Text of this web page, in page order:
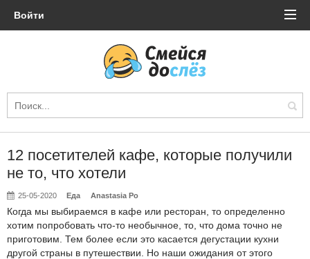
Войти
12 посетителей кафе, которые получили
не то, что хотели
25-05-2020 Еда Anastasia Po
Когда мы выбираемся в кафе или ресторан, то определенно
хотим попробовать что-то необычное, то, что дома точно не
приготовим. Тем более если это касается дегустации кухни
другой страны в путешествии. Но наши ожидания от этого